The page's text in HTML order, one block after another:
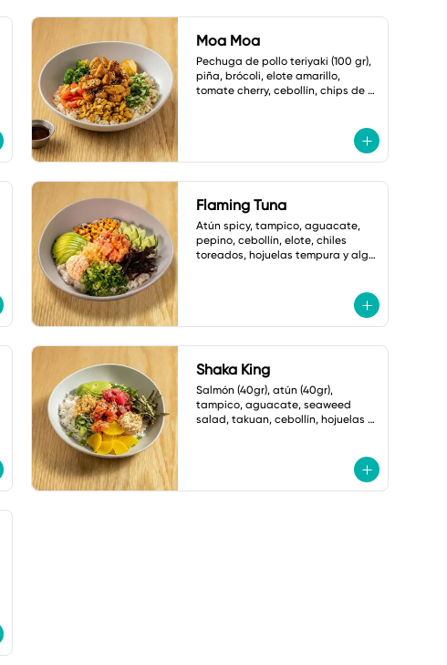
Moa Moa
Pechuga de pollo teriyaki (100 gr),
piña, brócoli, elote amarillo,
tomate cherry, cebollín, chips de
Flaming Tuna
Atún spicy, tampico, aguacate,
pepino, cebollín, elote, chiles
toreados, hojuelas tempura y alga
Shaka King
Salmón (40gr), atún (40gr),
tampico, aguacate, seaweed
salad, takuan, cebollín, hojuelas